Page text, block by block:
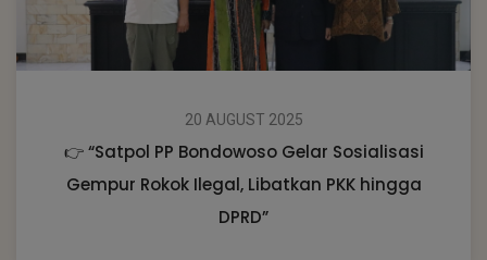
20 AUGUST 2025
👉 “Satpol PP Bondowoso Gelar Sosialisasi
Gempur Rokok Ilegal, Libatkan PKK hingga
DPRD”